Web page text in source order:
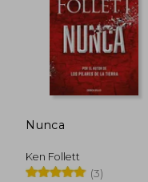
Nunca
Ken Follett
(3)